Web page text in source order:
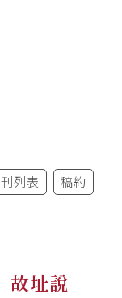
列表 稿約
故址說